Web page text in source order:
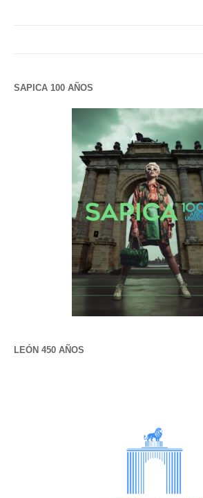
SAPICA 100 AÑOS
LEÓN 450 AÑOS